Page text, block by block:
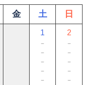
金 土 日
1
－
－
－
－
－
2
－
－
－
－
－